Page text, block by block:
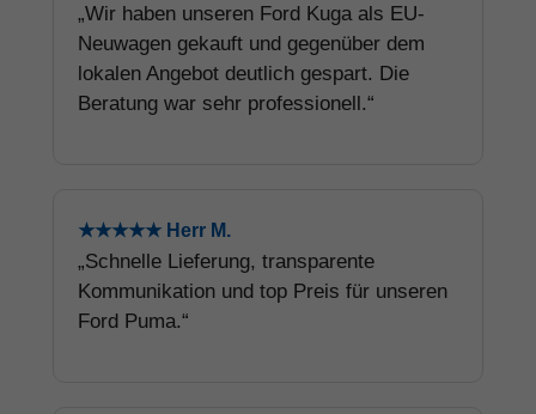
„Wir haben unseren Ford Kuga als EU-
Neuwagen gekauft und gegenüber dem
lokalen Angebot deutlich gespart. Die
Beratung war sehr professionell.“
★★★★★ Herr M.
„Schnelle Lieferung, transparente
Kommunikation und top Preis für unseren
Ford Puma.“